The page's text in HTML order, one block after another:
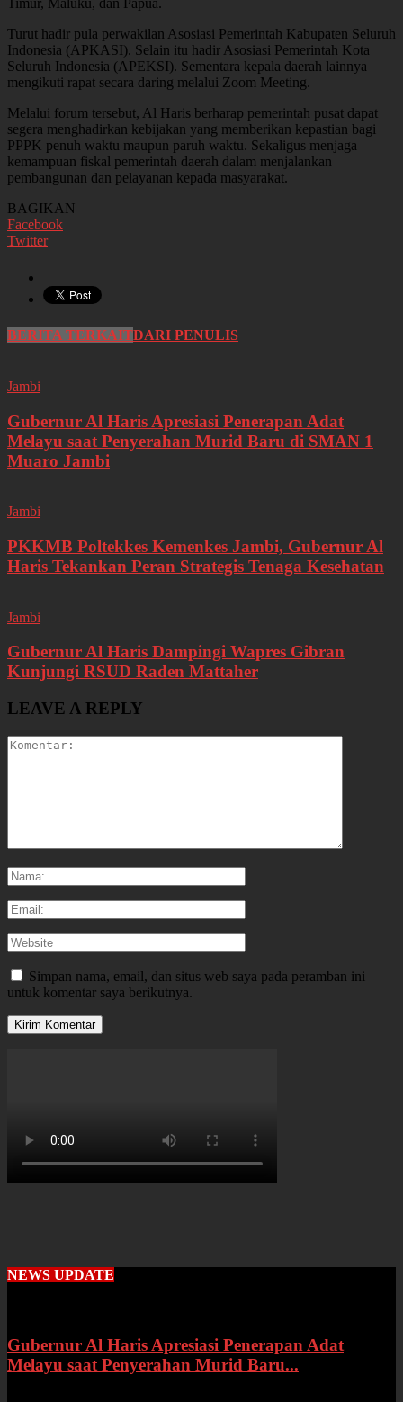
Timur, Maluku, dan Papua.
Turut hadir pula perwakilan Asosiasi Pemerintah Kabupaten Seluruh
Indonesia (APKASI). Selain itu hadir Asosiasi Pemerintah Kota
Seluruh Indonesia (APEKSI). Sementara kepala daerah lainnya
mengikuti rapat secara daring melalui Zoom Meeting.
Melalui forum tersebut, Al Haris berharap pemerintah pusat dapat
segera menghadirkan kebijakan yang memberikan kepastian bagi
PPPK penuh waktu maupun paruh waktu. Sekaligus menjaga
kemampuan fiskal pemerintah daerah dalam menjalankan
pembangunan dan pelayanan kepada masyarakat.
BAGIKAN
Facebook
Twitter
BERITA TERKAITDARI PENULIS
Jambi
Gubernur Al Haris Apresiasi Penerapan Adat
Melayu saat Penyerahan Murid Baru di SMAN 1
Muaro Jambi
Jambi
PKKMB Poltekkes Kemenkes Jambi, Gubernur Al
Haris Tekankan Peran Strategis Tenaga Kesehatan
Jambi
Gubernur Al Haris Dampingi Wapres Gibran
Kunjungi RSUD Raden Mattaher
LEAVE A REPLY
Simpan nama, email, dan situs web saya pada peramban ini
untuk komentar saya berikutnya.
NEWS UPDATE
Gubernur Al Haris Apresiasi Penerapan Adat
Melayu saat Penyerahan Murid Baru...